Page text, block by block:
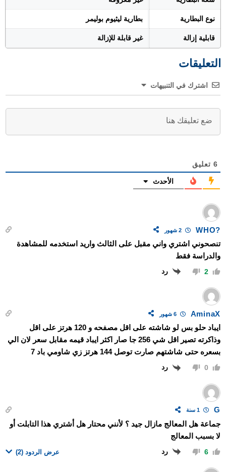
نوع البطارية بطارية ليثيوم بوليمر
قابلية إزالة غير قابلة للإزالة
التعليقات
اشترك في التنبيهات
6 تعليق
الأحدث
?WHO
تنصحوني اشتري واني مقبل على الثالث واريد استخدمه للمشاهدة
والدراسة فقط
2 رد
AminaX 6 شهور
ايباد حلو بس لو شاشته على اقل مصفحه و 120 هرتز على اقل
وذاكرته تصير اقل شي 256 جا صار اكثر ايباد قيمه مقابل سعر لان الي
بسعره حتى شاشتهم صارت توصل 144 هرتز زي شاومي باد 7
0 رد
G
جماعة هل المعالج مازال جيد ؟ لأنني محتار هل أشتري هذا التابلت أو
لا بسبب المعالج
6 رد عرض الردود (2)